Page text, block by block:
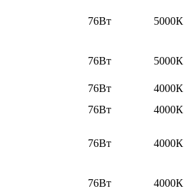
76Вт 5000К
76Вт 5000К
76Вт 4000К
76Вт
4000К
76Вт 4000К
76Вт 4000К